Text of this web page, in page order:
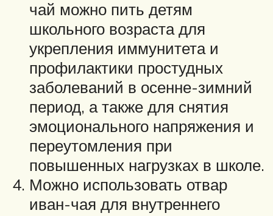
чай можно пить детям
школьного возраста для
укрепления иммунитета и
профилактики простудных
заболеваний в осенне-зимний
период, а также для снятия
эмоционального напряжения и
переутомления при
повышенных нагрузках в школе.
Можно использовать отвар
иван-чая для внутреннего